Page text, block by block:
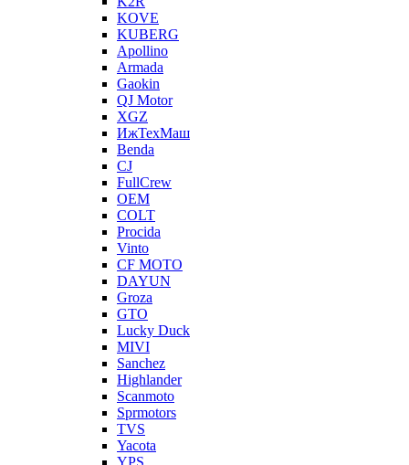
KOVE
KUBERG
Apollino
Armada
Gaokin
QJ Motor
XGZ
ИжТехМаш
Benda
CJ
FullCrew
OEM
COLT
Procida
Vinto
CF MOTO
DAYUN
Groza
GTO
Lucky Duck
MIVI
Sanchez
Highlander
Scanmoto
Sprmotors
TVS
Yacota
YPS